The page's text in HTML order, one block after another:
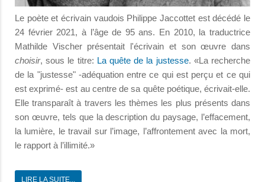
Le poète et écrivain vaudois Philippe Jaccottet est décédé le
24 février 2021, à l’âge de 95 ans. En 2010, la traductrice
Mathilde Vischer présentait l'écrivain et son œuvre dans
choisir, sous le titre: La quête de la justesse. «La recherche
de la "justesse" -adéquation entre ce qui est perçu et ce qui
est exprimé- est au centre de sa quête poétique, écrivait-elle.
Elle transparaît à travers les thèmes les plus présents dans
son œuvre, tels que la description du paysage, l’effacement,
la lumière, le travail sur l’image, l’affrontement avec la mort,
le rapport à l’illimité.»
LIRE LA SUITE...